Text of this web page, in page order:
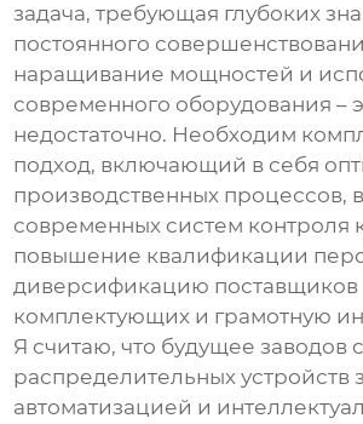
задача, требующая глубоких
постоянного
наращивание мощностей и
современного оборудования –
недостаточно. Необходим
подход, включающий в себя
производственных процессов,
современных систем контроля
повышение квалификации
диверсификацию поставщиков
комплектующих и грамотную
Я считаю, что будущеезаводов
распределительных устройств
автоматизацией и